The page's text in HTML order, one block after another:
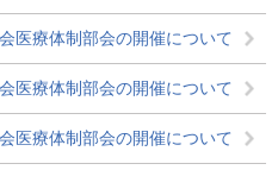
医療体制部会の開催について
医療体制部会の開催について
医療体制部会の開催について